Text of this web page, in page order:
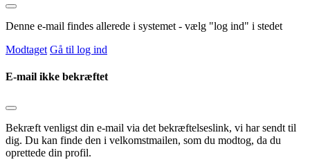
Denne e-mail findes allerede i systemet - vælg "log ind" i stedet
Modtaget Gå til log ind
E-mail ikke bekræftet
Bekræft venligst din e-mail via det bekræftelseslink, vi har sendt til
dig. Du kan finde den i velkomstmailen, som du modtog, da du
oprettede din profil.